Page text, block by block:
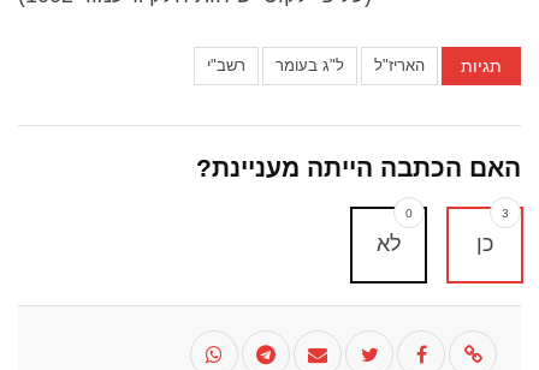
תגיות האריז"ל ל"ג בעומר רשב"י
האם הכתבה הייתה מעניינת?
כן
3
לא
0